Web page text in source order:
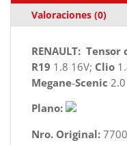
Valoraciones (0)
RENAULT:
R19 1.8 16V; Clio
Megane-Scenic
Plano:
Nro. Original: